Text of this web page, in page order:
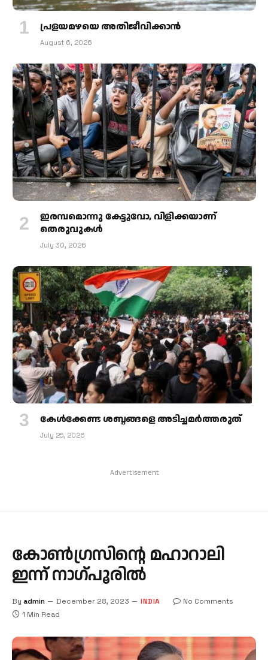
പ്രളയമഴയെ അതിജീവിക്കാന്‍
August 6, 2026
ഇരമ്പമൊന്നു കേട്ടുവോ, വിളിക്കയാണ്
തെരുവുകള്‍
July 30, 2026
കേള്‍ക്കേണ്ട ശബ്ദങ്ങളെ അടിച്ചമര്‍ത്തരുത്
July 25, 2026
Advertisement
കോൺഗ്രസിന്റെ മഹാറാലി
ഇന്ന് നാഗ്പൂരിൽ
By admin December 28, 2023 INDIA
No Comments
1 Min Read